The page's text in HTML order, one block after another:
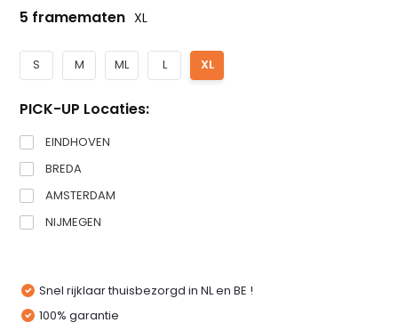
5 framematen XL
S M ML L XL
PICK-UP Locaties:
EINDHOVEN
BREDA
AMSTERDAM
NIJMEGEN
Snel rijklaar thuisbezorgd in NL en BE !
100% garantie